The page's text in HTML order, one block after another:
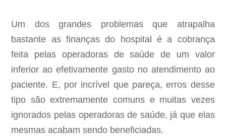
Um dos grandes problemas que atrapalha
bastante as finanças do hospital é a cobrança
feita pelas operadoras de saúde de um valor
inferior ao efetivamente gasto no atendimento ao
paciente. E, por incrível que pareça, erros desse
tipo são extremamente comuns e muitas vezes
ignorados pelas operadoras de saúde, já que elas
mesmas acabam sendo beneficiadas.